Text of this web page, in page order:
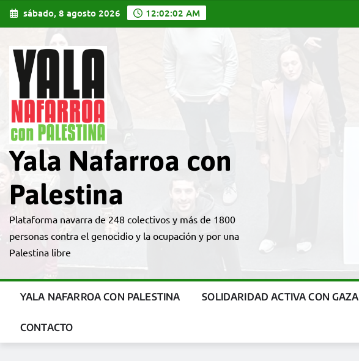
Saltar sábado, 8 agosto 2026 12:02:04 AM
Yala Nafarroa con
Palestina
Plataforma navarra de 248 colectivos y más de 1800
personas contra el genocidio y la ocupación y por una
Palestina libre
YALA NAFARROA CON PALESTINA SOLIDARIDAD ACTIVA CON GAZA
CONTACTO